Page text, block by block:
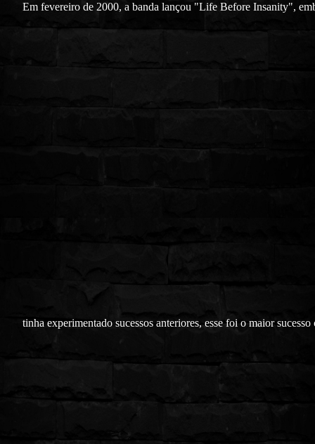
Em fevereiro de 2000, a banda lançou "Life Before Insanity",
tinha experimentado sucessos anteriores, esse foi o maior